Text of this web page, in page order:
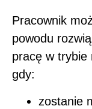
Pracownik
powodu
pracę w trybie
gdy:
zostanie